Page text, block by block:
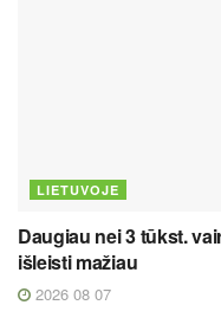
LIETUVOJE
Daugiau nei 3 tūkst.
išleisti mažiau
2026 08 07